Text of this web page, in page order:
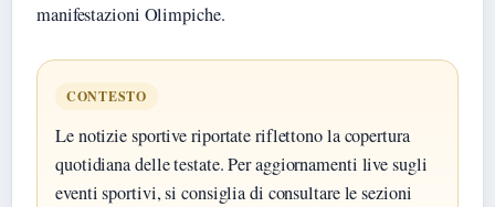
manifestazioni Olimpiche.
CONTESTO
Le notizie sportive riportate riflettono la copertura
quotidiana delle testate. Per aggiornamenti live sugli
eventi sportivi, si consiglia di consultare le sezioni